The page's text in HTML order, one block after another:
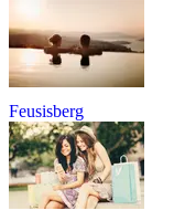
Feusisberg